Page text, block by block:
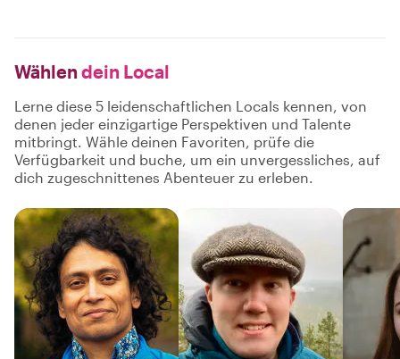
Wählen dein Local
Lerne diese 5 leidenschaftlichen Locals kennen, von
denen jeder einzigartige Perspektiven und Talente
mitbringt. Wähle deinen Favoriten, prüfe die
Verfügbarkeit und buche, um ein unvergessliches, auf
dich zugeschnittenes Abenteuer zu erleben.